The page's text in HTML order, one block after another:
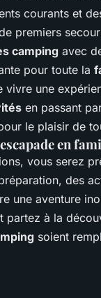
courants et
premiers
camping avec
pour toute la
vivre une
en passant
le plaisir de
en
vous serez
des
une aventure
partez à la
soient